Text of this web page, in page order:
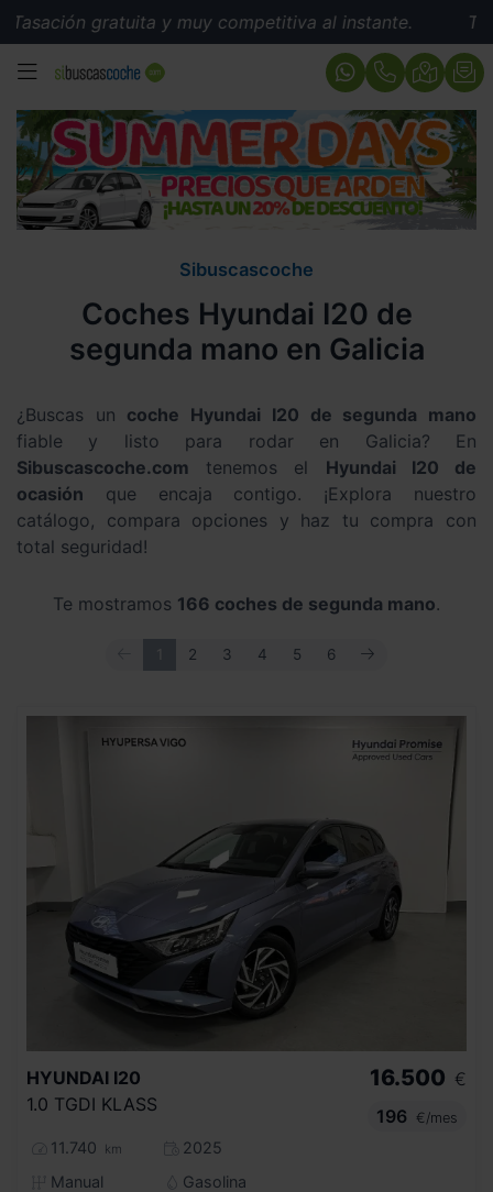
y muy competitiva al instante. Tasación
MENÚ
Sibuscascoche
Coches Hyundai I20 de
segunda mano en Galicia
¿Buscas un coche Hyundai I20 de segunda mano
fiable y listo para rodar en Galicia? En
Sibuscascoche.com tenemos el Hyundai I20 de
ocasión que encaja contigo. ¡Explora nuestro
catálogo, compara opciones y haz tu compra con
total seguridad!
Te mostramos 166 coches de segunda mano.
ANTERIOR
2 3 4 5 6 SIGUIENTE
HYUNDAI I20
1.0 TGDI KLASS
11.740 km
2025
Manual
Gasolina
16.500 €
196
€/mes